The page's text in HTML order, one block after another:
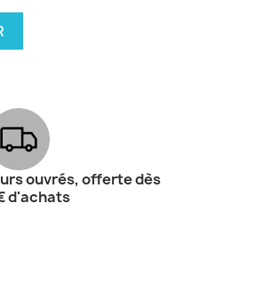
ouvrés, offerte dès
d'achats